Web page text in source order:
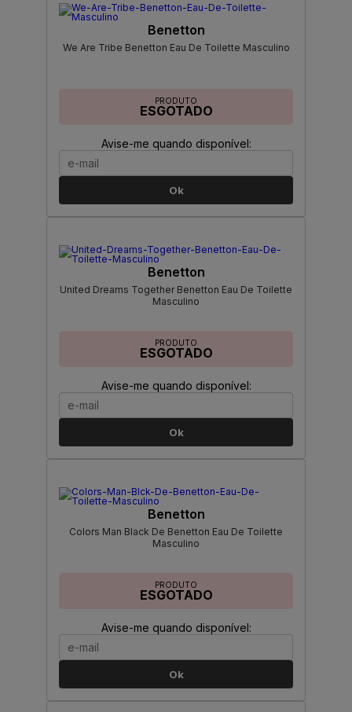
Benetton
We Are Tribe Benetton Eau De Toilette Masculino
PRODUTO
ESGOTADO
Avise-me quando disponível:
Ok
Benetton
United Dreams Together Benetton Eau De Toilette
Masculino
PRODUTO
ESGOTADO
Avise-me quando disponível:
Ok
Benetton
Colors Man Black De Benetton Eau De Toilette
Masculino
PRODUTO
ESGOTADO
Avise-me quando disponível:
Ok